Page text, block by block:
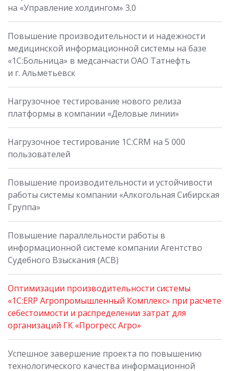
на «Управление холдингом» 3.0
Повышение производительности и надежности
медицинской информационной системы на базе
«1С:Больница» в медсанчасти ОАО Татнефть
и г. Альметьевск
Нагрузочное тестирование нового релиза
платформы в компании «Деловые линии»
Нагрузочное тестирование 1С:CRM на 5 000
пользователей
Повышение производительности и устойчивости
работы системы компании «Алкогольная Сибирская
Группа»
Повышение параллельности работы в
информационной системе компании Агентство
Судебного Взыскания (АСВ)
Оптимизации производительности системы
«1С:ERP Агропромышленный Комплекс» при расчете
себестоимости и распределении затрат для
организаций ГК «Прогресс Агро»
Успешное завершение проекта по повышению
технологического качества информационной